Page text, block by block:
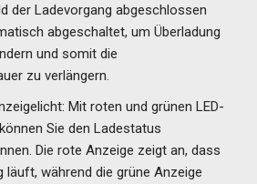
der Ladevorgang abgeschlossen
abgeschaltet, um Überladung
und somit die
zu verlängern.
Mit roten und grünen LED-
Sie den Ladestatus
Die rote Anzeige zeigt an, dass
läuft, während die grüne Anzeige